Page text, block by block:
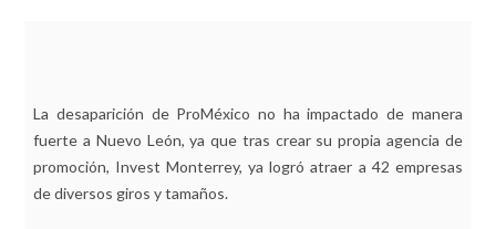
La desaparición de ProMéxico no ha impactado de manera
fuerte a Nuevo León, ya que tras crear su propia agencia de
promoción, Invest Monterrey, ya logró atraer a 42 empresas
de diversos giros y tamaños.